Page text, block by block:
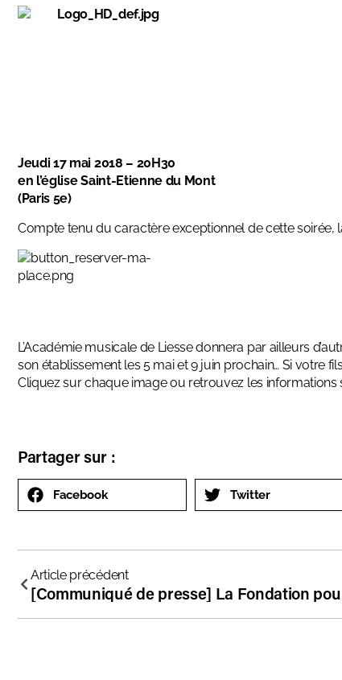
Jeudi 17 mai 2018 – 20H30
en l’église Saint-Etienne du Mont
(Paris 5e)
Compte tenu du caractère exceptionnel de cette soirée,
L’Académie musicale de Liesse donnera par ailleurs
son établissement les 5 mai et 9 juin prochain… Si votre
Cliquez sur chaque image ou retrouvez les informations
Partager sur :
Facebook Twitter
Article précédent